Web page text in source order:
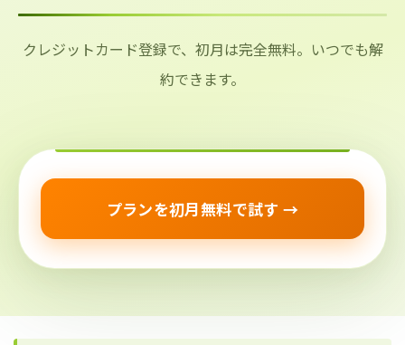
クレジットカード登録で、初月は完全無料。いつでも解
約できます。
プランを初月無料で試す →